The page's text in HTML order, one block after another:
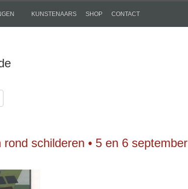
KUNSTENAARS SHOP CONTACT
rond schilderen • 5 en 6 september